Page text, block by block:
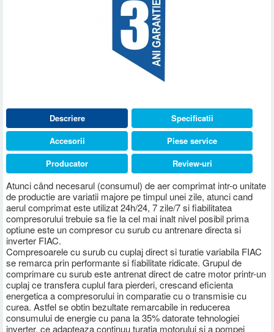
Descriere
Atunci când necesarul (consumul) de aer comprimat intr-o unitate
de productie are variatii majore pe timpul unei zile, atunci cand
aerul comprimat este utilizat 24h/24, 7 zile/7 si fiabilitatea
compresorului trebuie sa fie la cel mai inalt nivel posibil prima
optiune este un compresor cu surub cu antrenare directa si
inverter FIAC.
Compresoarele cu surub cu cuplaj direct si turatie variabila FIAC
se remarca prin performante si fiabilitate ridicate. Grupul de
comprimare cu surub este antrenat direct de catre motor printr-un
cuplaj ce transfera cuplul fara pierderi, crescand eficienta
energetica a compresorului in comparatie cu o transmisie cu
curea. Astfel se obtin bezultate remarcabile in reducerea
consumului de energie cu pana la 35% datorate tehnologiei
inverter, ce adapteaza continuu turatia motorului si a pompei
Specificatii
Accesorii
Piese service
Producator
Review-uri